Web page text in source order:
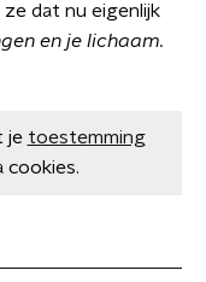
dat nu eigenlijk
en je lichaam.
je toestemming
cookies.